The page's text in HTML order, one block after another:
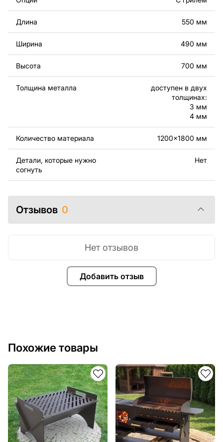
Вы можете использовать файлы для создания
готовых изделий как для личного, так и для
коммерческого использования, включая продажу
готовых изделий, изготовленных по этим чертежам.
Подчеркиваем, что перепродажа и распространение
этих оригинальных или отредактированных файлов
запрещены.
За дополнительную плату мы можем добавить любой
текст, изображение, логотип вашей компании или
внести другие изменения в дизайн изделия. Если вам
нужно, чтобы мы выполнили индивидуальный чертеж
изделия из металла для вас, пожалуйста, свяжитесь
с нами.
Если у вас остались вопросы или вам нужна помощь,
свяжитесь с нами в любое время, мы всегда готовы
помочь.
Длина 550 мм
Ширина 490 мм
Высота 700 мм
Толщина металла
доступен в двух
толщинах:
3 мм
4 мм
Количество материала 1200x1800 мм
Детали, которые нужно
согнуть
Нет
Отзывов 0
Добавить отзыв
Нет отзывов
Похожие товары